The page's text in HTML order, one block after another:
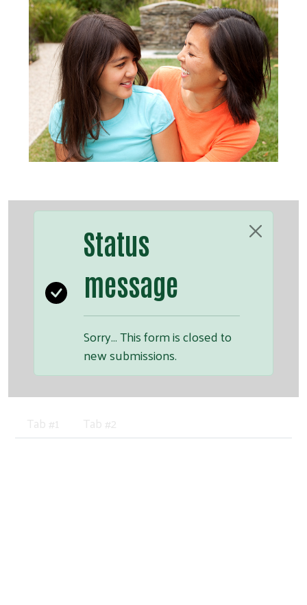
Status
message
Sorry… This form is closed to
new submissions.
Tab #1 Tab #2